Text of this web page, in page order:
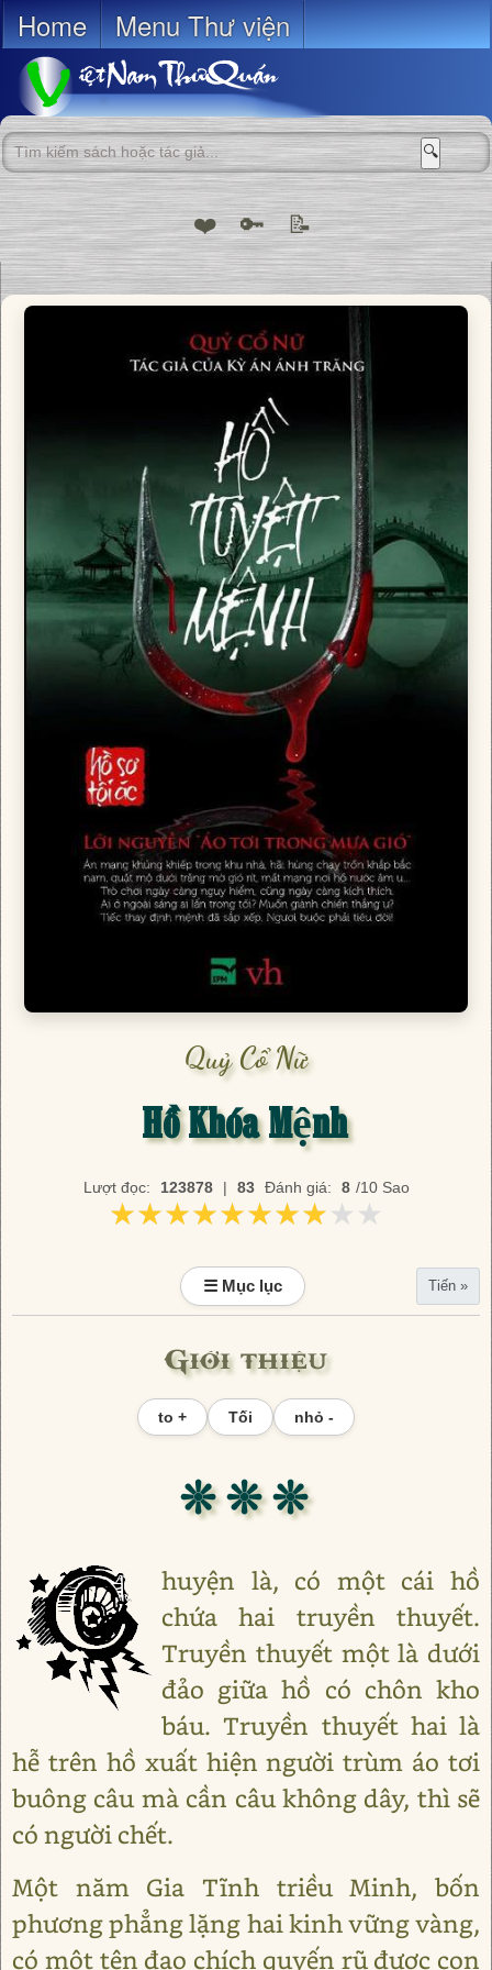
Home Menu Thư viện
🔍
❤️ 🔑 📝
Quỷ Cổ Nữ
Hồ Khóa Mệnh
Lượt đọc: 123878 | 83 Đánh giá: 8 /10 Sao
★★★★★★★★★★
★★★★★★★★★★
☰ Mục lục Tiến »
Giới thiệu
to + Tối nhỏ -
❊ ❊ ❊
huyện là, có một cái hồ
chứa hai truyền thuyết.
Truyền thuyết một là dưới
đảo giữa hồ có chôn kho
báu. Truyền thuyết hai là
hễ trên hồ xuất hiện người trùm áo tơi
buông câu mà cần câu không dây, thì sẽ
có người chết.
Một năm Gia Tĩnh triều Minh, bốn
phương phẳng lặng hai kinh vững vàng,
có một tên đạo chích quyến rũ được con